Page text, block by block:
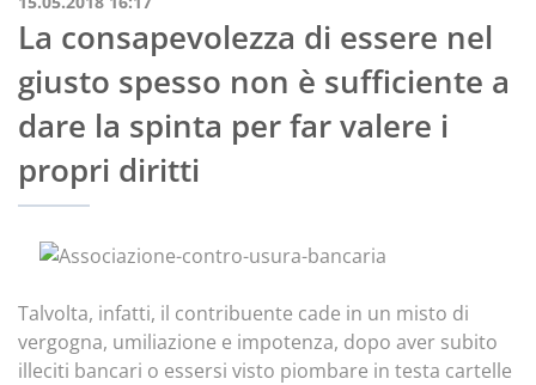
La consapevolezza di essere nel
giusto spesso non è sufficiente a
dare la spinta per far valere i
propri diritti
Talvolta, infatti, il contribuente cade in un misto di
vergogna, umiliazione e impotenza, dopo aver subito
illeciti bancari o essersi visto piombare in testa cartelle